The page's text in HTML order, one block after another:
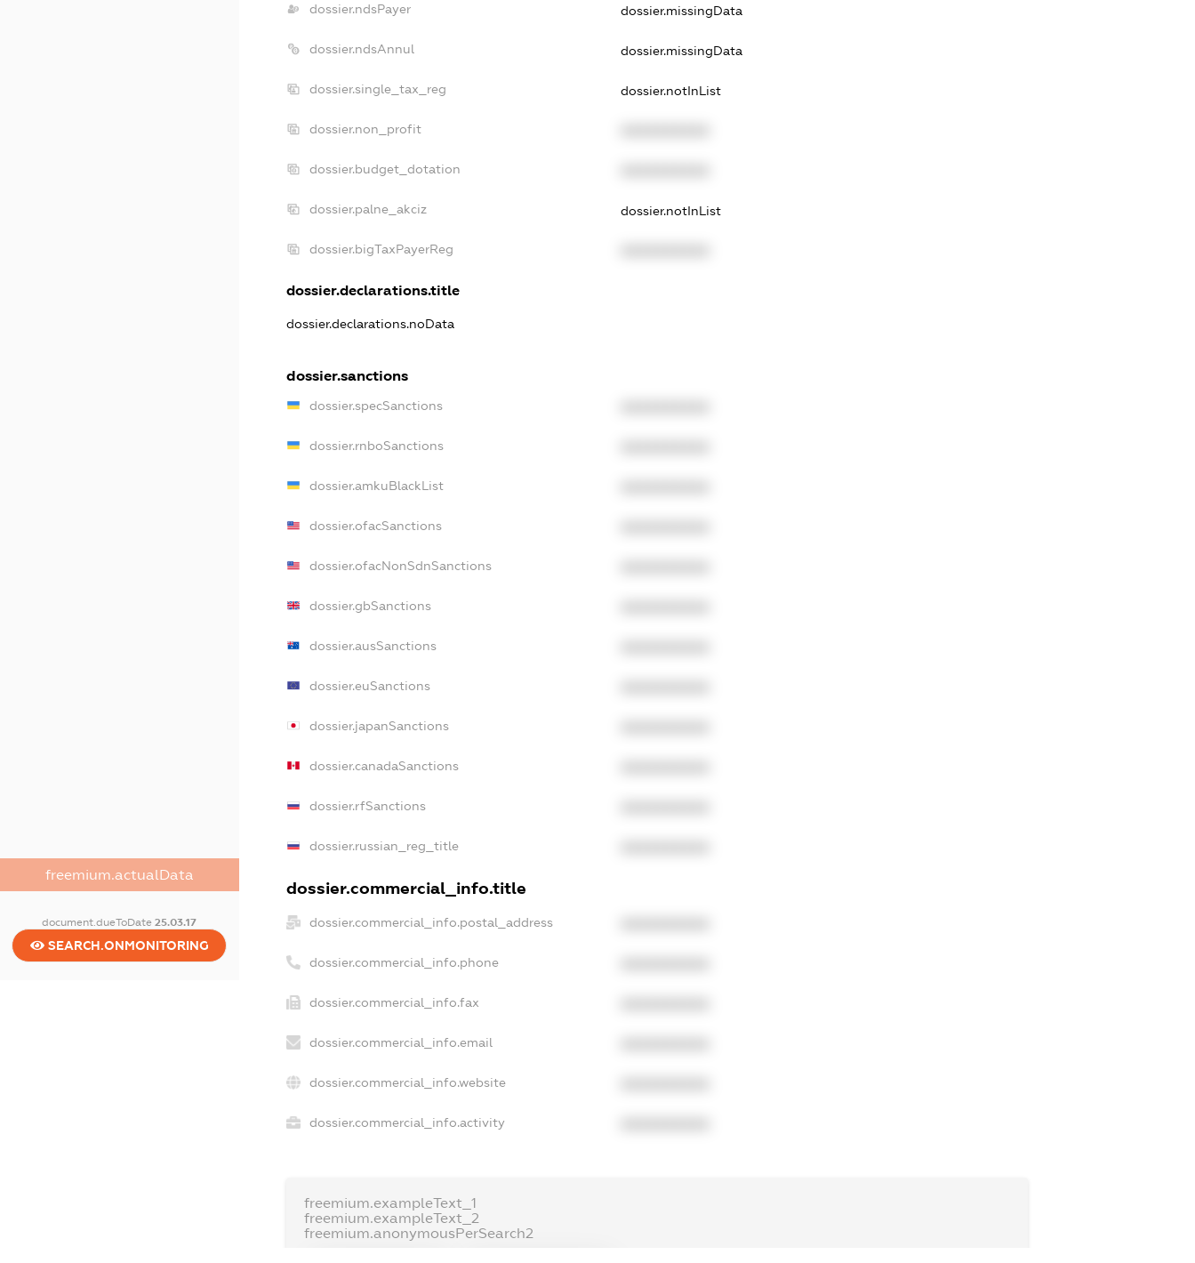
freemium.actualData
document.dueToDate25.03.17
SEARCH.ONMONITORING
dossier.ndsPayer dossier.missingData
dossier.ndsAnnul dossier.missingData
dossier.single_tax_reg dossier.notInList
dossier.non_profit
dossier.budget_dotation
dossier.palne_akciz dossier.notInList
dossier.bigTaxPayerReg
dossier.declarations.title
dossier.declarations.noData
dossier.sanctions
dossier.specSanctions
dossier.rnboSanctions
dossier.amkuBlackList
dossier.ofacSanctions
dossier.ofacNonSdnSanctions
dossier.gbSanctions
dossier.ausSanctions
dossier.euSanctions
dossier.japanSanctions
dossier.canadaSanctions
dossier.rfSanctions
dossier.russian_reg_title
dossier.commercial_info.title
dossier.commercial_info.postal_address
dossier.commercial_info.phone
dossier.commercial_info.fax
dossier.commercial_info.email
dossier.commercial_info.website
dossier.commercial_info.activity
freemium.exampleText_1
freemium.exampleText_2
freemium.anonymousPerSearch2